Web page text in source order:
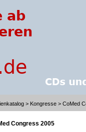
> Kongresse > CoMed
Congress 2005